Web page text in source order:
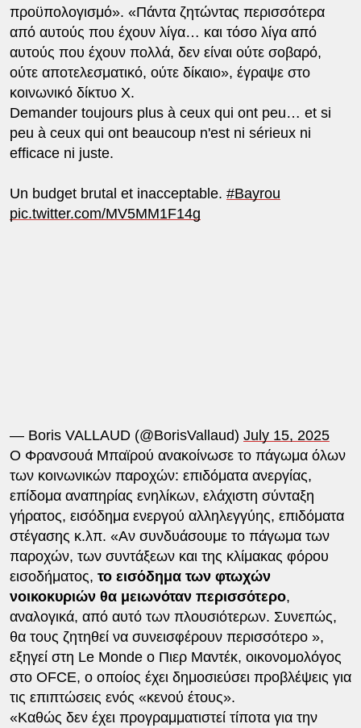
προϋπολογισμό». «Πάντα ζητώντας περισσότερα
από αυτούς που έχουν λίγα… και τόσο λίγα από
αυτούς που έχουν πολλά, δεν είναι ούτε σοβαρό,
ούτε αποτελεσματικό, ούτε δίκαιο», έγραψε στο
κοινωνικό δίκτυο X.
Demander toujours plus à ceux qui ont peu… et si
peu à ceux qui ont beaucoup n'est ni sérieux ni
efficace ni juste.
Un budget brutal et inacceptable. #Bayrou
pic.twitter.com/MV5MM1F14g
— Boris VALLAUD (@BorisVallaud) July 15, 2025
Ο Φρανσουά Μπαϊρού ανακοίνωσε το πάγωμα όλων
των κοινωνικών παροχών: επιδόματα ανεργίας,
επίδομα αναπηρίας ενηλίκων, ελάχιστη σύνταξη
γήρατος, εισόδημα ενεργού αλληλεγγύης, επιδόματα
στέγασης κ.λπ. «Αν συνδυάσουμε το πάγωμα των
παροχών, των συντάξεων και της κλίμακας φόρου
εισοδήματος, το εισόδημα των φτωχών
νοικοκυριών θα μειωνόταν περισσότερο,
αναλογικά, από αυτό των πλουσιότερων. Συνεπώς,
θα τους ζητηθεί να συνεισφέρουν περισσότερο »,
εξηγεί στη Le Monde ο Πιερ Μαντέκ, οικονομολόγος
στο OFCE, ο οποίος έχει δημοσιεύσει προβλέψεις για
τις επιπτώσεις ενός «κενού έτους».
«Καθώς δεν έχει προγραμματιστεί τίποτα για την